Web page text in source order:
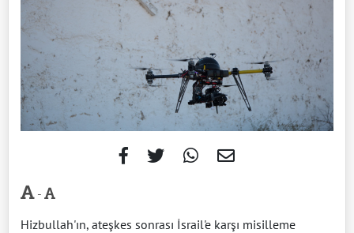
-
Hizbullah'ın, ateşkes sonrası İsrail'e karşı misilleme